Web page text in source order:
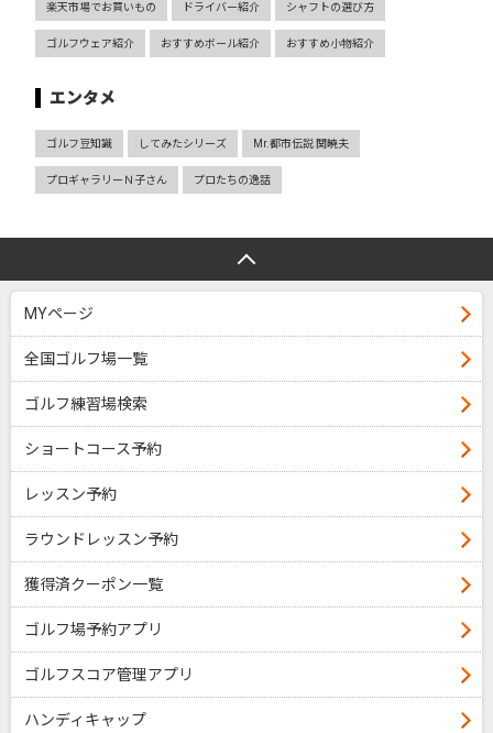
楽天市場でお買いもの ドライバー紹介 シャフトの選び方
ゴルフウェア紹介 おすすめボール紹介 おすすめ小物紹介
エンタメ
ゴルフ豆知識 してみたシリーズ Mr.都市伝説 関暁夫
プロギャラリーＮ子さん プロたちの逸話
MYページ
全国ゴルフ場一覧
ゴルフ練習場検索
ショートコース予約
レッスン予約
ラウンドレッスン予約
獲得済クーポン一覧
ゴルフ場予約アプリ
ゴルフスコア管理アプリ
ハンディキャップ